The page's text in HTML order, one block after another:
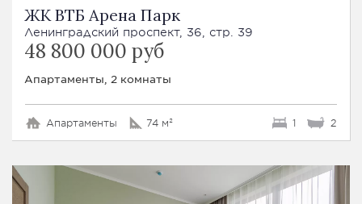
ЖК ВТБ Арена Парк
Ленинградский проспект, 36, стр. 39
48 800 000 руб
Апартаменты, 2 комнаты
Апартаменты 74 м² 1 2